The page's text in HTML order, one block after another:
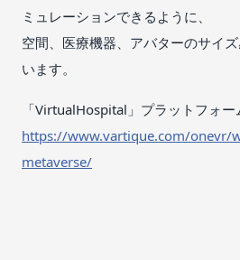
ミュレーションできるように、
空間、医療機器、アバターのサイ
います。
「VirtualHospital」プラットフォー
https://www.vartique.com/onevr/
metaverse/